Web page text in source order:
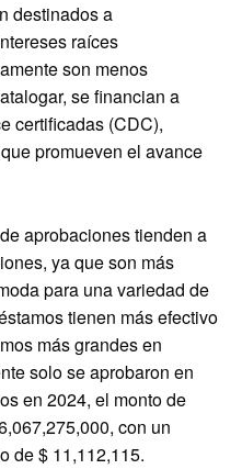
destinados a
raíces
son menos
se financian a
certificadas (CDC),
promueven el avance
aprobaciones tienden a
ya que son más
para una variedad de
tienen más efectivo
más grandes en
solo se aprobaron en
en 2024, el monto de
con un
de $ 11,112,115.